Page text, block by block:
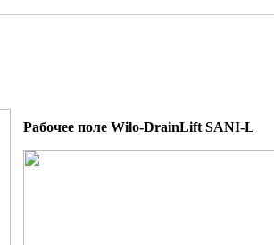
Рабочее поле Wilo-DrainLift SANI-L